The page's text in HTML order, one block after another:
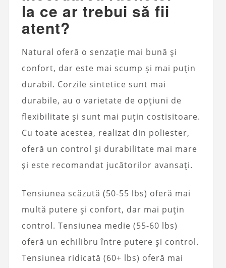
la ce ar trebui să fii
atent?
Natural oferă o senzație mai bună și
confort, dar este mai scump și mai puțin
durabil. Corzile sintetice sunt mai
durabile, au o varietate de opțiuni de
flexibilitate și sunt mai puțin costisitoare.
Cu toate acestea, realizat din poliester,
oferă un control și durabilitate mai mare
și este recomandat jucătorilor avansați.
Tensiunea scăzută (50-55 lbs) oferă mai
multă putere și confort, dar mai puțin
control. Tensiunea medie (55-60 lbs)
oferă un echilibru între putere și control.
Tensiunea ridicată (60+ lbs) oferă mai